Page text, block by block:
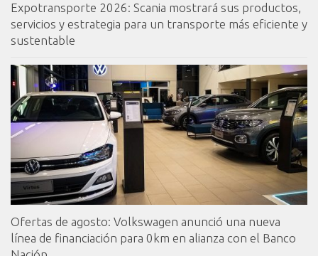
Expotransporte 2026: Scania mostrará sus productos,
servicios y estrategia para un transporte más eficiente y
sustentable
Ofertas de agosto: Volkswagen anunció una nueva
línea de financiación para 0km en alianza con el Banco